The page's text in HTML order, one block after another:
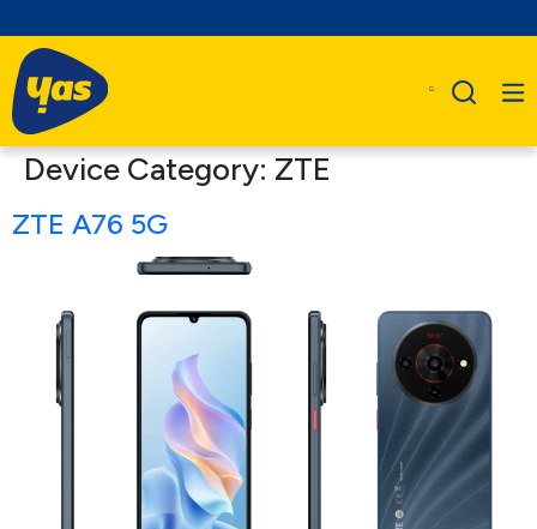
Device Category: ZTE
ZTE A76 5G